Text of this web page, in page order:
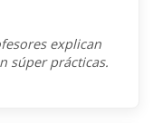
explican
súper prácticas.